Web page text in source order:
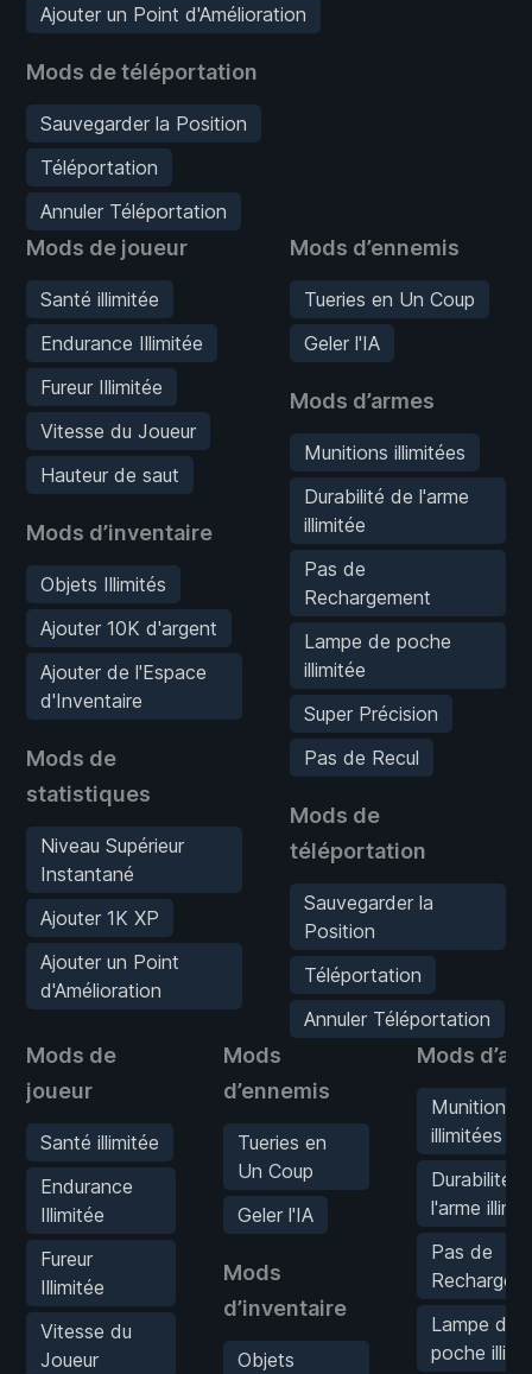
Ajouter un Point d'Amélioration
Mods de téléportation
Sauvegarder la Position
Téléportation
Annuler Téléportation
Mods de joueur
Santé illimitée
Endurance Illimitée
Fureur Illimitée
Vitesse du Joueur
Hauteur de saut
Mods d’inventaire
Objets Illimités
Ajouter 10K d'argent
Ajouter de l'Espace
d'Inventaire
Mods de
statistiques
Niveau Supérieur
Instantané
Ajouter 1K XP
Ajouter un Point
d'Amélioration
Mods d’ennemis
Tueries en Un Coup
Geler l'IA
Mods d’armes
Munitions illimitées
Durabilité de l'arme
illimitée
Pas de
Rechargement
Lampe de poche
illimitée
Super Précision
Pas de Recul
Mods de
téléportation
Sauvegarder la
Position
Téléportation
Annuler Téléportation
Mods de
joueur
Santé illimitée
Endurance
Illimitée
Fureur
Illimitée
Vitesse du
Joueur
Mods
d’ennemis
Tueries en
Un Coup
Geler l'IA
Mods
d’inventaire
Objets
Mods
Munitions
illimitées
Durabilité
l'arme
Pas de
Lampe de
poche